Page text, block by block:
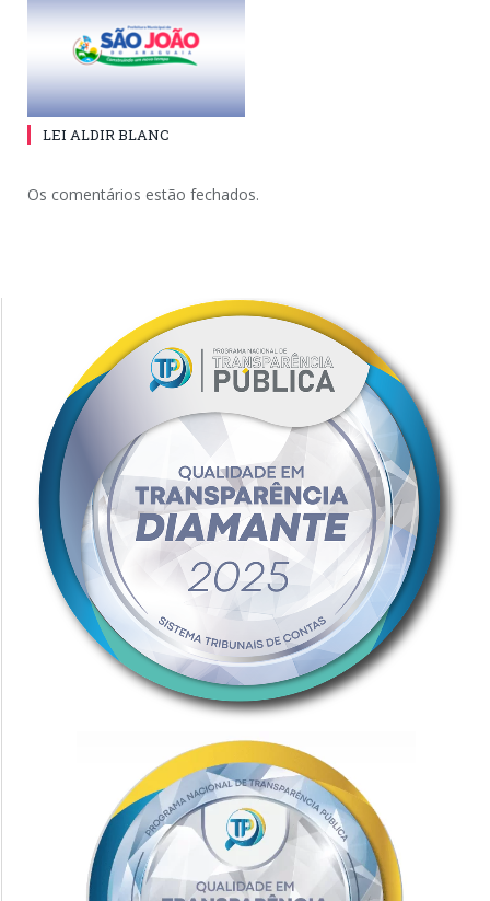
LEI ALDIR BLANC
Os comentários estão fechados.